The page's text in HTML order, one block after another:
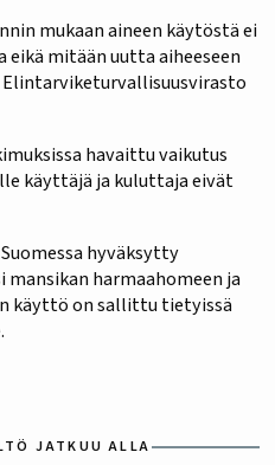
mukaan aineen käytöstä ei
mitään uutta aiheeseen
havaittu vaikutus
käyttäjä ja kuluttaja eivät
hyväksytty
harmaahomeen ja
käyttö on sallittu tietyissä
JATKUU ALLA